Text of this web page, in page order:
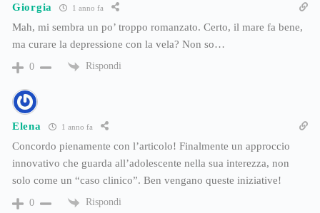
Giorgia 1 anno fa
Mah, mi sembra un po’ troppo romanzato. Certo, il mare fa bene,
ma curare la depressione con la vela? Non so…
0 Rispondi
Elena 1 anno fa
Concordo pienamente con l’articolo! Finalmente un approccio
innovativo che guarda all’adolescente nella sua interezza, non
solo come un “caso clinico”. Ben vengano queste iniziative!
0 Rispondi